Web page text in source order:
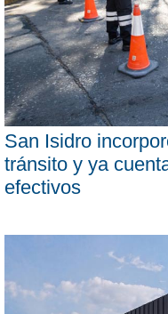
San Isidro
tránsito y ya
efectivos